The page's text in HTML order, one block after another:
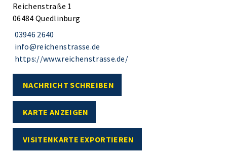
Reichenstraße 1
06484 Quedlinburg
03946 2640
info@reichenstrasse.de
https://www.reichenstrasse.de/
NACHRICHT SCHREIBEN
KARTE ANZEIGEN
VISITENKARTE EXPORTIEREN